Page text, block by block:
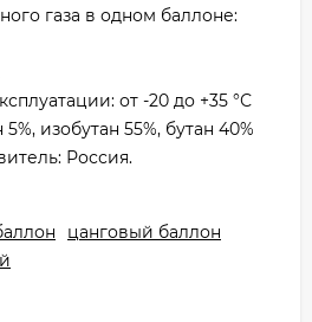
газа в одном баллоне:
от -20 до +35 °С
изобутан 55%, бутан 40%
Россия.
цанговый баллон